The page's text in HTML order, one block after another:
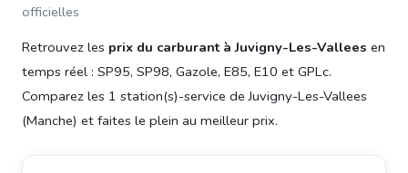
officielles
Retrouvez les prix du carburant à Juvigny-Les-Vallees en
temps réel : SP95, SP98, Gazole, E85, E10 et GPLc.
Comparez les 1 station(s)-service de Juvigny-Les-Vallees
(Manche) et faites le plein au meilleur prix.